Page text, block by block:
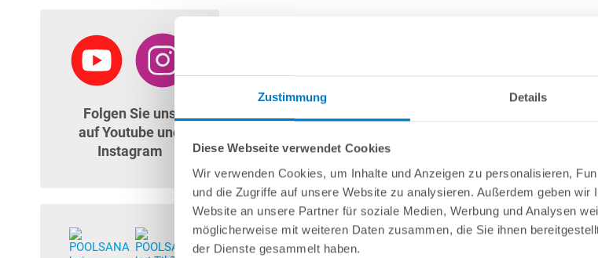
Zustimmung Details
Diese Webseite verwendet Cookies
Wir verwenden Cookies, um Inhalte und Anzeigen zu personalisieren,
und die Zugriffe auf unsere Website zu analysieren. Außerdem geben
Website an unsere Partner für soziale Medien, Werbung und Analysen
möglicherweise mit weiteren Daten zusammen, die Sie ihnen
der Dienste gesammelt haben.
Folgen Sie uns
auf Youtube und
Instagram